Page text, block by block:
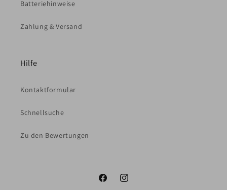
Batteriehinweise
Zahlung & Versand
Hilfe
Kontaktformular
Schnellsuche
Zu den Bewertungen
FacebookInstagram